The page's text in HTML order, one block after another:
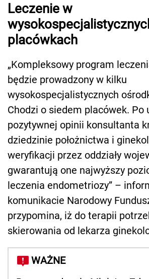
Leczenie w
placówkach
„Kompleksowy program
będzie prowadzony w kilku
wysokospecjalistycznych
Chodzi o siedem placówek. Po
pozytywnej opinii konsultanta
dziedzinie położnictwa i
weryfikacji przez oddziały
gwarantują one najwyższy
leczenia endometriozy” –
komunikacie Narodowy
przypomina, iż do terapii
skierowania od lekarza
WAŻNE